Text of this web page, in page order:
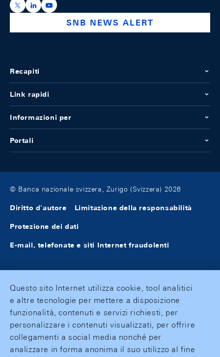
https://x.com/snb_bns
https://ch.linkedin.com/company/swiss-national-
https://www.youtube.com/@swissnationalbank
SNB NEWS ALERT
Recapiti
Link rapidi
Informazioni per
Portali
© Banca nazionale svizzera, Zurigo (Svizzera) 2026
Diritto d'autore Limitazione della responsabilità
Protezione dei dati
E-mail, telefonate e siti Internet fraudolenti
Questo sito Internet utilizza cookie, tool analitici
e altre tecnologie per mettere a disposizione
funzionalità, contenuti e servizi richiesti, per
personalizzare i contenuti visualizzati, per offrire
collegamenti a social media nonché per
analizzare in forma anonima il suo utilizzo al fine